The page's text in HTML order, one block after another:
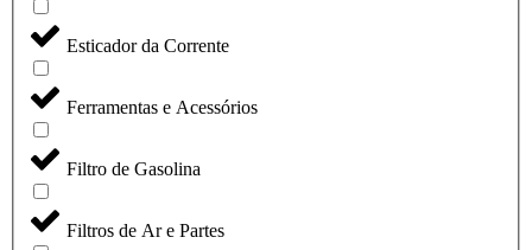
Esticador da Corrente
Ferramentas e Acessórios
Filtro de Gasolina
Filtros de Ar e Partes